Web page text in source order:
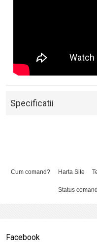
Specificatii
Cum comand? Harta Site
Status
Facebook